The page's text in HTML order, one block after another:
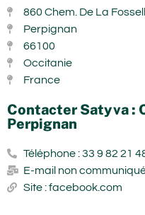
860 Chem. De La
Perpignan
66100
Occitanie
France
Contacter Satyva :
Perpignan
Téléphone : 33 9 82 21
E-mail non
Site : facebook.com